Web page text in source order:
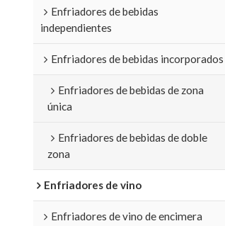
Enfriadores de bebidas
independientes
Enfriadores de bebidas incorporados
Enfriadores de bebidas de zona
única
Enfriadores de bebidas de doble
zona
Enfriadores de vino
Enfriadores de vino de encimera